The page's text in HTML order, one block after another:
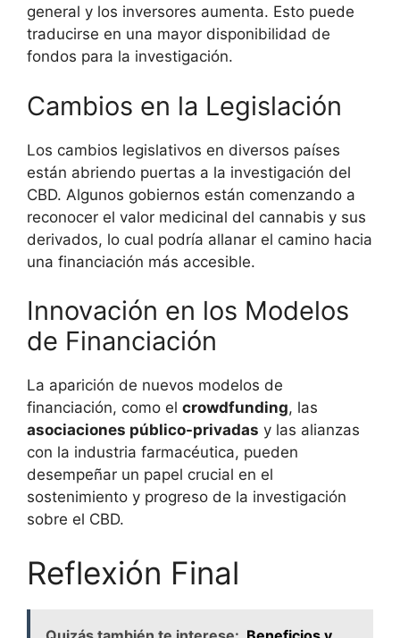
general y los inversores aumenta. Esto puede
traducirse en una mayor disponibilidad de
fondos para la investigación.
Cambios en la Legislación
Los cambios legislativos en diversos países
están abriendo puertas a la investigación del
CBD. Algunos gobiernos están comenzando a
reconocer el valor medicinal del cannabis y sus
derivados, lo cual podría allanar el camino hacia
una financiación más accesible.
Innovación en los Modelos
de Financiación
La aparición de nuevos modelos de
financiación, como el crowdfunding, las
asociaciones público-privadas y las alianzas
con la industria farmacéutica, pueden
desempeñar un papel crucial en el
sostenimiento y progreso de la investigación
sobre el CBD.
Reflexión Final